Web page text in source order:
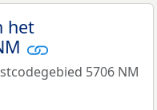
het
5706 NM